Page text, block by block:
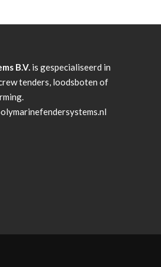
B.V. is gespecialiseerd in
tenders, loodsboten of